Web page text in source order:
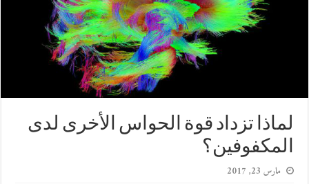
لماذا تزداد قوة الحواس الأخرى لدى
المكفوفين؟
مارس 23, 2017